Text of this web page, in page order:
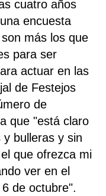
cuatro años
encuesta
más los que
para ser
actuar en las
de Festejos
de
que "está claro
y bulleras y sin
que ofrezca mi
ver en el
de octubre".